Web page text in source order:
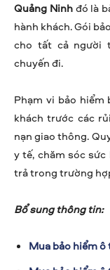
Quảng Ninhđó là
hành khách. Gói
cho tất cả người
chuyến đi.
Phạm vi bảo hiểm
khách trước các
nạn giao thông.
y tế, chăm sóc
trả trong trường
Bổ sung thông tin:
Mua bảo hiểm